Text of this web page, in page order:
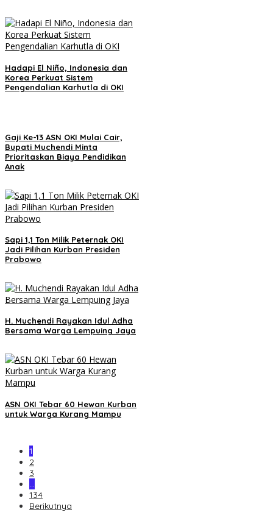
Hadapi El Niño, Indonesia dan
Korea Perkuat Sistem
Pengendalian Karhutla di OKI
Gaji Ke-13 ASN OKI Mulai Cair,
Bupati Muchendi Minta
Prioritaskan Biaya Pendidikan
Anak
Sapi 1,1 Ton Milik Peternak OKI
Jadi Pilihan Kurban Presiden
Prabowo
H. Muchendi Rayakan Idul Adha
Bersama Warga Lempuing Jaya
ASN OKI Tebar 60 Hewan Kurban
untuk Warga Kurang Mampu
1
2
3
…
134
Berikutnya